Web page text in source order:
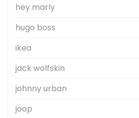
hey marly
hugo boss
ikea
jack wolfskin
johnny urban
joop